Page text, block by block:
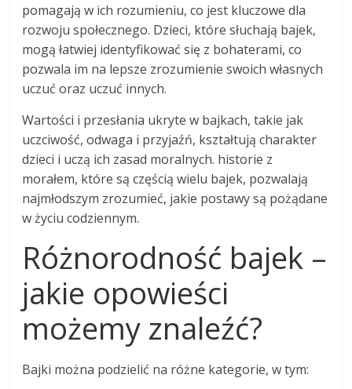
pomagają w ich rozumieniu, co jest kluczowe dla
rozwoju społecznego. Dzieci, które słuchają bajek,
mogą łatwiej identyfikować się z bohaterami, co
pozwala im na lepsze zrozumienie swoich własnych
uczuć oraz uczuć innych.
Wartości i przesłania ukryte w bajkach, takie jak
uczciwość, odwaga i przyjaźń, kształtują charakter
dzieci i uczą ich zasad moralnych. historie z
morałem, które są częścią wielu bajek, pozwalają
najmłodszym zrozumieć, jakie postawy są pożądane
w życiu codziennym.
Różnorodność bajek –
jakie opowieści
możemy znaleźć?
Bajki można podzielić na różne kategorie, w tym: